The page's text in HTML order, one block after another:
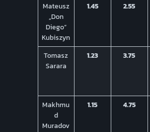
Mateusz
„Don
Diego”
Kubiszyn
1.45 2.55
Tomasz
Sarara
1.23 3.75
Makhmu
d
Muradov
1.15 4.75